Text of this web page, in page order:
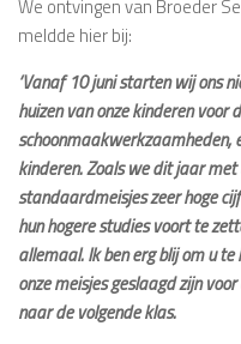
We ontvingen van Broeder
meldde hier bij:
‘Vanaf 10 juni starten wij ons
huizen van onze kinderen voor
schoonmaakwerkzaamheden,
kinderen. Zoals we dit jaar met
standaardmeisjes zeer hoge
hun hogere studies voort te
allemaal. Ik ben erg blij om u
onze meisjes geslaagd zijn
naar de volgende klas.